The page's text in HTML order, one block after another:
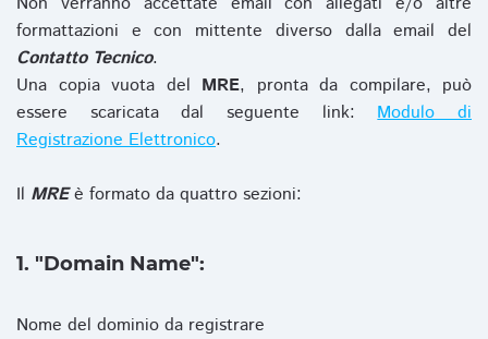
formattazioni e con mittente diverso dalla email del
Contatto Tecnico.
Una copia vuota del MRE, pronta da compilare, può
essere scaricata dal seguente link:Modulo di
Registrazione Elettronico.
Il MREè formato da quattro sezioni:
1. "Domain Name":
Nome del dominio da registrare